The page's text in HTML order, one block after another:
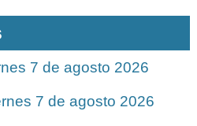
7 de agosto 2026
7 de agosto 2026